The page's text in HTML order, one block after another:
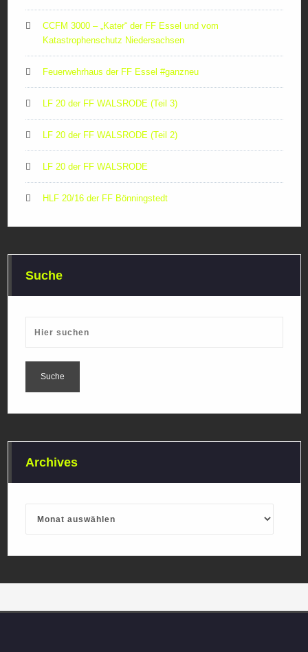
CCFM 3000 – „Kater“ der FF Essel und vom
Katastrophenschutz Niedersachsen
Feuerwehrhaus der FF Essel #ganzneu
LF 20 der FF WALSRODE (Teil 3)
LF 20 der FF WALSRODE (Teil 2)
LF 20 der FF WALSRODE
HLF 20/16 der FF Bönningstedt
Suche
Archives